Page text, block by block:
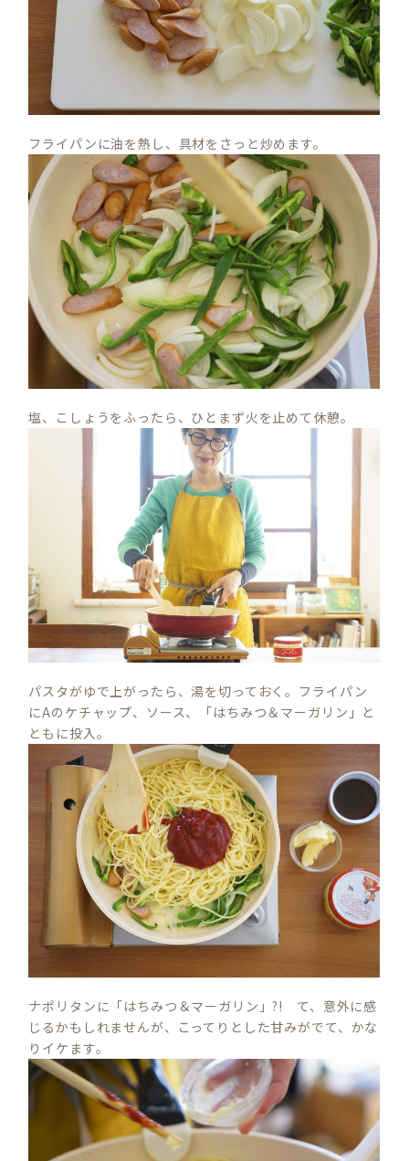
フライパンに油を熱し、具材をさっと炒めます。
塩、こしょうをふったら、ひとまず火を止めて休憩。
パスタがゆで上がったら、湯を切っておく。フライパン
にAのケチャップ、ソース、「はちみつ＆マーガリン」と
ともに投入。
ナポリタンに「はちみつ＆マーガリン」?! て、意外に感
じるかもしれませんが、こってりとした甘みがでて、かな
りイケます。